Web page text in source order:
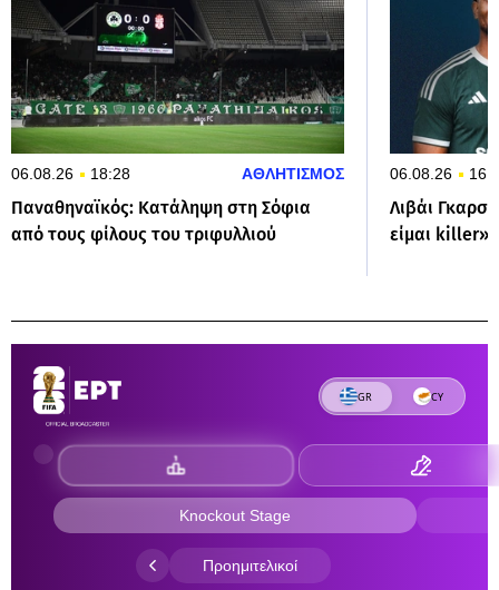
06.08.26 18:28 ΑΘΛΗΤΙΣΜΟΣ
Παναθηναϊκός: Κατάληψη στη Σόφια
από τους φίλους του τριφυλλιού
06.08.26
Λιβάι
είμαι killer»